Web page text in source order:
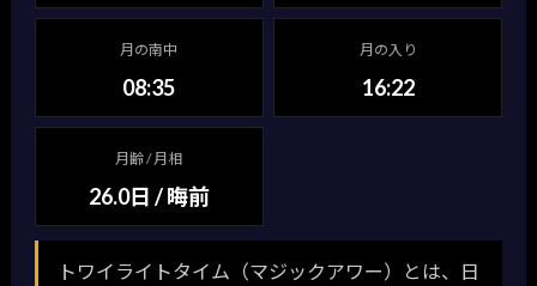
月の南中
08:35
月の入り
16:22
月齢 / 月相
26.0日 / 晦前
トワイライトタイム（マジックアワー）とは、日